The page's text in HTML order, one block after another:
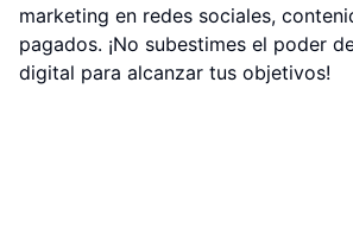
marketing en redes sociales,
pagados. ¡No subestimes el poder
digital para alcanzar tus objetivos!